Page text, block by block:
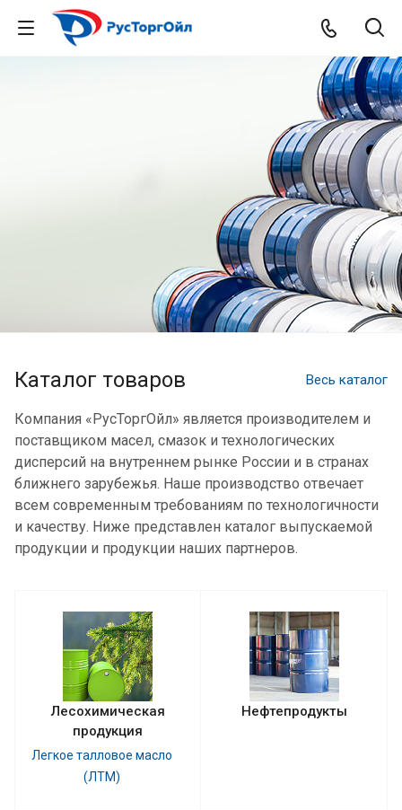
Весь каталог
Каталог товаров
Компания «РусТоргОйл» является производителем и
поставщиком масел, смазок и технологических
дисперсий на внутреннем рынке России и в странах
ближнего зарубежья. Наше производство отвечает
всем современным требованиям по технологичности
и качеству. Ниже представлен каталог выпускаемой
продукции и продукции наших партнеров.
Лесохимическая
продукция
Легкое талловое масло
(ЛТМ)
Нефтепродукты